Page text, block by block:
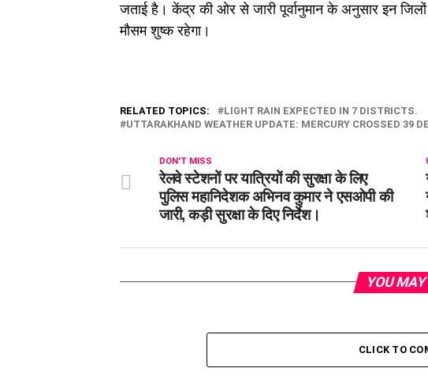
जताई है। केंद्र की ओर से जारी पूर्वानुमान के अनुसार इन
मौसम शुष्क रहेगा।
RELATED TOPICS:
LIGHT RAIN EXPECTED IN 7 DISTRICTS.
UTTARAKHAND WEATHER UPDATE: MERCURY CROSSED 39
DON'T MISS
रेलवे स्टेशनों पर यात्रियों की सुरक्षा के लिए
पुलिस महानिदेशक अभिनव कुमार ने एसओपी की
जारी, कड़ी सुरक्षा के दिए निर्देश।
YOU
CLICK TO